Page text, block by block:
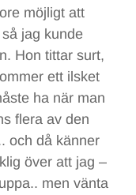
möjligt att
jag kunde
Hon tittar surt,
ett ilsket
ha när man
flera av den
och då känner
över att jag –
men vänta